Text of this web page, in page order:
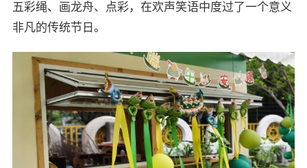
五彩绳、画龙舟、点彩，在欢声笑语中度过了一个意义
非凡的传统节日。